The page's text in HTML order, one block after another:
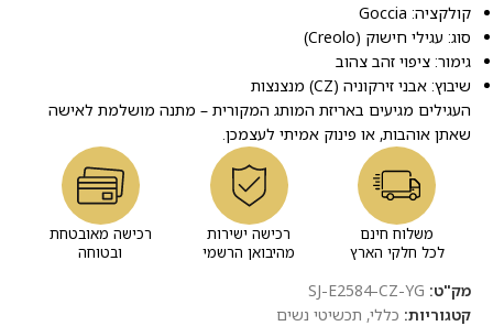
קולקציה: Goccia
סוג: עגילי חישוק (Creolo)
גימור: ציפוי זהב צהוב
שיבוץ: אבני זירקוניה (CZ) מנצנצות
העגילים מגיעים באריזת המותג המקורית – מתנה מושלמת לאישה
שאתן אוהבות, או פינוק אמיתי לעצמכן.
משלוח חינם
לכל חלקי הארץ
רכישה ישירות
מהיבואן הרשמי
רכישה מאובטחת
ובטוחה
מק"ט: SJ-E2584-CZ-YG
קטגוריות: כללי, תכשיטי נשים